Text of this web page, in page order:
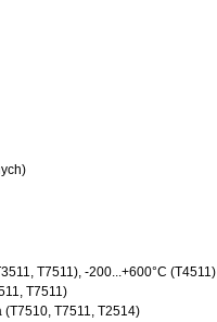
T7511), -200...+600°C (T4511)
T7511)
(T7510, T7511, T2514)